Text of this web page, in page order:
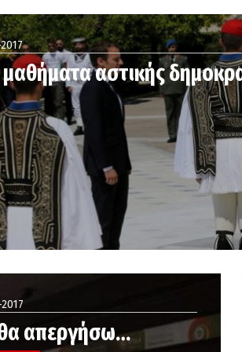
αστικής
θα απεργήσω…